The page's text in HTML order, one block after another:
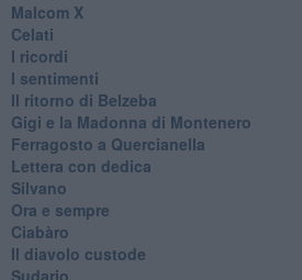
Malcom X
Celati
I ricordi
I sentimenti
Il ritorno di Belzeba
Gigi e la Madonna di Montenero
Ferragosto a Quercianella
Lettera con dedica
Silvano
Ora e sempre
Ciabàro
Il diavolo custode
Sudario